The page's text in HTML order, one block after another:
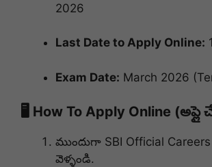
2026
Last Date to Apply Online:
Exam Date: March 2026
🖥️ How To Apply Online
ముందుగా SBI Official
వెళ్ళండి.